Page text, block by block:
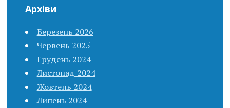
Архіви
Березень 2026
Червень 2025
Грудень 2024
Листопад 2024
Жовтень 2024
Липень 2024